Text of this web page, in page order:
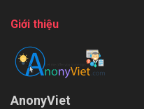
Giới thiệu
AnonyViet